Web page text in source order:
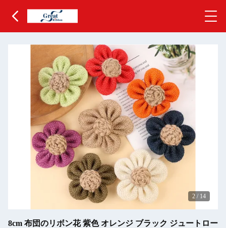
2 / 14
8cm 布団のリボン花 紫色 オレンジ ブラック ジュートロー